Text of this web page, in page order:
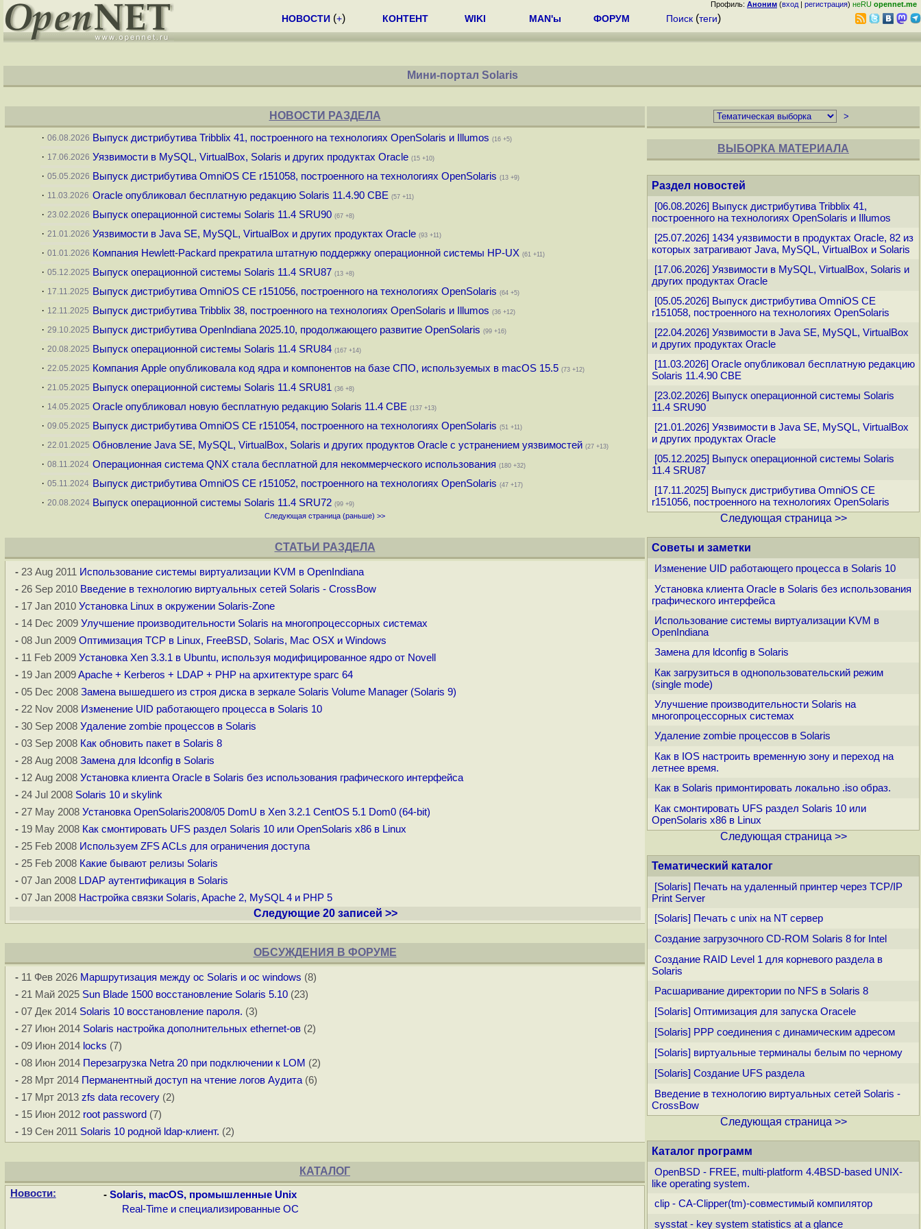
Профиль: Аноним (вход | регистрация) неRU opennet.me
НОВОСТИ (+) КОНТЕНТ WIKI MAN'ы ФОРУМ Поиск (теги)
Мини-портал Solaris
НОВОСТИ РАЗДЕЛА
· 06.08.2026 Выпуск дистрибутива Tribblix 41, построенного на технологиях OpenSolaris и Illumos (16 +5)
· 17.06.2026 Уязвимости в MySQL, VirtualBox, Solaris и других продуктах Oracle (15 +10)
· 05.05.2026 Выпуск дистрибутива OmniOS CE r151058, построенного на технологиях OpenSolaris (13 +9)
· 11.03.2026 Oracle опубликовал бесплатную редакцию Solaris 11.4.90 CBE (57 +11)
· 23.02.2026 Выпуск операционной системы Solaris 11.4 SRU90 (67 +8)
· 21.01.2026 Уязвимости в Java SE, MySQL, VirtualBox и других продуктах Oracle (93 +11)
· 01.01.2026 Компания Hewlett-Packard прекратила штатную поддержку операционной системы HP-UX (61 +11)
· 05.12.2025 Выпуск операционной системы Solaris 11.4 SRU87 (13 +8)
· 17.11.2025 Выпуск дистрибутива OmniOS CE r151056, построенного на технологиях OpenSolaris (64 +5)
· 12.11.2025 Выпуск дистрибутива Tribblix 38, построенного на технологиях OpenSolaris и Illumos (36 +12)
· 29.10.2025 Выпуск дистрибутива OpenIndiana 2025.10, продолжающего развитие OpenSolaris (99 +16)
· 20.08.2025 Выпуск операционной системы Solaris 11.4 SRU84 (167 +14)
· 22.05.2025 Компания Apple опубликовала код ядра и компонентов на базе СПО, используемых в macOS 15.5 (73 +12)
· 21.05.2025 Выпуск операционной системы Solaris 11.4 SRU81 (36 +8)
· 14.05.2025 Oracle опубликовал новую бесплатную редакцию Solaris 11.4 CBE (137 +13)
· 09.05.2025 Выпуск дистрибутива OmniOS CE r151054, построенного на технологиях OpenSolaris (51 +11)
· 22.01.2025 Обновление Java SE, MySQL, VirtualBox, Solaris и других продуктов Oracle с устранением уязвимостей (27 +13)
· 08.11.2024 Операционная система QNX стала бесплатной для некоммерческого использования (180 +32)
· 05.11.2024 Выпуск дистрибутива OmniOS CE r151052, построенного на технологиях OpenSolaris (47 +17)
· 20.08.2024 Выпуск операционной системы Solaris 11.4 SRU72 (99 +9)
Следующая страница (раньше) >>
СТАТЬИ РАЗДЕЛА
-23 Aug 2011
Использование системы виртуализации KVM в OpenIndiana
-26 Sep 2010 Введение в технологию виртуальных сетей Solaris - CrossBow
-17 Jan 2010 Установка Linux в окружении Solaris-Zone
-14 Dec 2009 Улучшение производительности Solaris на многопроцессорных системах
-08 Jun 2009 Оптимизация TCP в Linux, FreeBSD, Solaris, Mac OSX и Windows
-11 Feb 2009 Установка Xen 3.3.1 в Ubuntu, используя модифицированное ядро от Novell
-19 Jan 2009Apache + Kerberos + LDAP + PHP на архитектуре sparc 64
-05 Dec 2008 Замена вышедшего из строя диска в зеркале Solaris Volume Manager (Solaris 9)
-22 Nov 2008 Изменение UID работающего процесса в Solaris 10
-30 Sep 2008 Удаление zombie процессов в Solaris
-03 Sep 2008 Как обновить пакет в Solaris 8
-28 Aug 2008 Замена для ldconfig в Solaris
-12 Aug 2008 Установка клиента Oracle в Solaris без использования графического интерфейса
-24 Jul 2008 Solaris 10 и skylink
-27 May 2008 Установка OpenSolaris2008/05 DomU в Xen 3.2.1 CentOS 5.1 Dom0 (64-bit)
-19 May 2008 Как смонтировать UFS раздел Solaris 10 или OpenSolaris x86 в Linux
-25 Feb 2008 Используем ZFS ACLs для ограничения доступа
-25 Feb 2008 Какие бывают релизы Solaris
-07 Jan 2008 LDAP аутентификация в Solaris
-07 Jan 2008 Настройка связки Solaris, Apache 2, MySQL 4 и PHP 5
Следующие 20 записей >>
ОБСУЖДЕНИЯ В ФОРУМЕ
-11 Фев 2026 Маршрутизация между ос Solaris и ос windows (8)
-21 Май 2025 Sun Blade 1500 восстановление Solaris 5.10(23)
-07 Дек 2014 Solaris 10 восстановление пароля. (3)
-27 Июн 2014 Solaris настройка дополнительных ethernet-ов(2)
-09 Июн 2014 locks (7)
-08 Июн 2014 Перезагрузка Netra 20 при подключении к LOM (2)
-28 Мрт 2014 Перманентный доступ на чтение логов Аудита(6)
-17 Мрт 2013 zfs data recovery(2)
-15 Июн 2012 root password (7)
-19 Сен 2011 Solaris 10 родной ldap-клиент. (2)
КАТАЛОГ
Новости: - Solaris, macOS, промышленные Unix
Real-Time и специализированные ОС
ВЫБОРКА МАТЕРИАЛА
Раздел новостей
[06.08.2026] Выпуск дистрибутива Tribblix 41,
построенного на технологиях OpenSolaris и Illumos
[25.07.2026] 1434 уязвимости в продуктах Oracle, 82 из
которых затрагивают Java, MySQL, VirtualBox и Solaris
[17.06.2026] Уязвимости в MySQL, VirtualBox, Solaris и
других продуктах Oracle
[05.05.2026] Выпуск дистрибутива OmniOS CE
r151058, построенного на технологиях OpenSolaris
[22.04.2026] Уязвимости в Java SE, MySQL, VirtualBox
и других продуктах Oracle
[11.03.2026] Oracle опубликовал бесплатную редакцию
Solaris 11.4.90 CBE
[23.02.2026] Выпуск операционной системы Solaris
11.4 SRU90
[21.01.2026] Уязвимости в Java SE, MySQL, VirtualBox
и других продуктах Oracle
[05.12.2025] Выпуск операционной системы Solaris
11.4 SRU87
[17.11.2025] Выпуск дистрибутива OmniOS CE
r151056, построенного на технологиях OpenSolaris
Следующая страница >>
Советы и заметки
Изменение UID работающего процесса в Solaris 10
Установка клиента Oracle в Solaris без использования
графического интерфейса
Использование системы виртуализации KVM в
OpenIndiana
Замена для ldconfig в Solaris
Как загрузиться в однопользовательский режим
(single mode)
Улучшение производительности Solaris на
многопроцессорных системах
Удаление zombie процессов в Solaris
Как в IOS настроить временную зону и переход на
летнее время.
Как в Solaris примонтировать локально .iso образ.
Как смонтировать UFS раздел Solaris 10 или
OpenSolaris x86 в Linux
Следующая страница >>
Тематический каталог
[Solaris] Печать на удаленный принтер через TCP/IP
Print Server
[Solaris] Печать с unix на NT сервер
Создание загрузочного CD-ROM Solaris 8 for Intel
Создание RAID Level 1 для корневого раздела в
Solaris
Расшаривание директории по NFS в Solaris 8
[Solaris] Оптимизация для запуска Oracele
[Solaris] PPP соединения с динамическим адресом
[Solaris] виртуальные терминалы белым по черному
[Solaris] Создание UFS раздела
Введение в технологию виртуальных сетей Solaris -
CrossBow
Следующая страница >>
Каталог программ
OpenBSD - FREE, multi-platform 4.4BSD-based UNIX-
like operating system.
clip - CA-Clipper(tm)-совместимый компилятор
sysstat - key system statistics at a glance